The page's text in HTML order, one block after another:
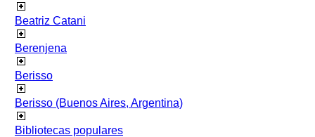
Beatriz Catani
Berenjena
Berisso
Berisso (Buenos Aires, Argentina)
Bibliotecas populares